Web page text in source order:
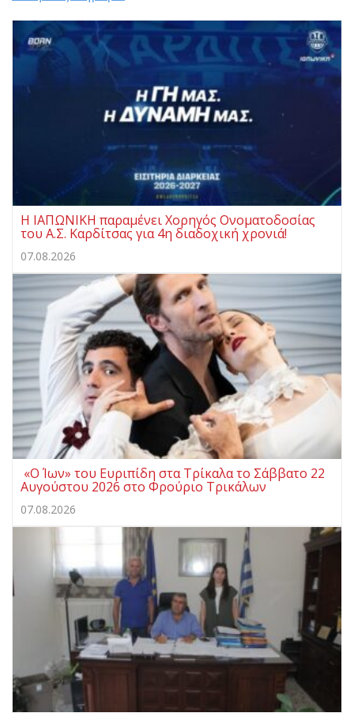
Η ΙΑΠΩΝΙΚΗ παραμένει Χορηγός Ονοματοδοσίας
του Α.Σ. Καρδίτσας για 4η διαδοχική χρονιά!
07.08.2026
«Ο Ίων» του Ευριπίδη στα Τρίκαλα το Σάββατο 22
Αυγούστου 2026 στο Φρούριο Τρικάλων
07.08.2026